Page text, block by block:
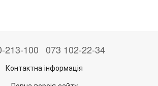
213-100 073 102-22-34
Контактна інформація